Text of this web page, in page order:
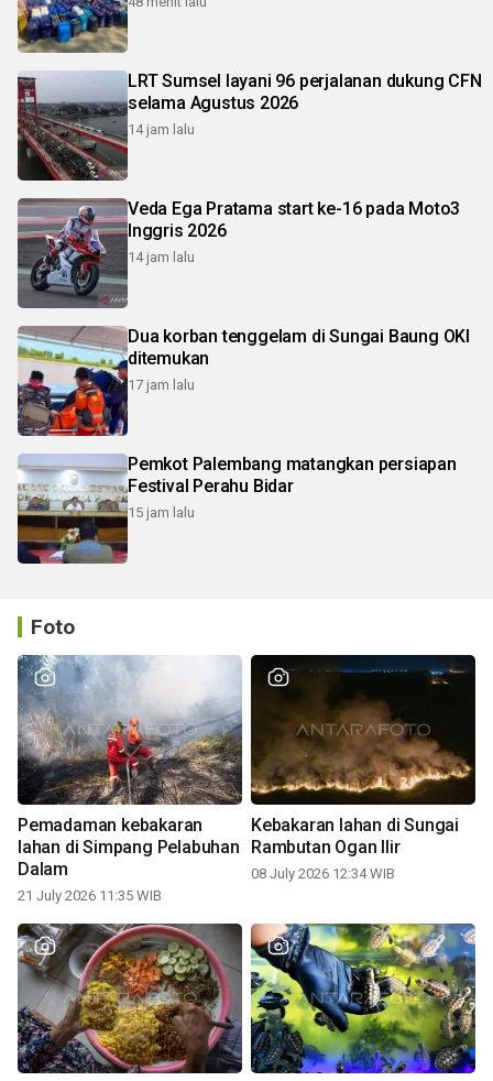
LRT Sumsel layani 96 perjalanan dukung CFN
selama Agustus 2026
14 jam lalu
Veda Ega Pratama start ke-16 pada Moto3
Inggris 2026
14 jam lalu
Dua korban tenggelam di Sungai Baung OKI
ditemukan
17 jam lalu
Pemkot Palembang matangkan persiapan
Festival Perahu Bidar
15 jam lalu
Foto
Pemadaman kebakaran
lahan di Simpang Pelabuhan
Dalam
21 July 2026 11:35 WIB
Kebakaran lahan di Sungai
Rambutan Ogan Ilir
08 July 2026 12:34 WIB